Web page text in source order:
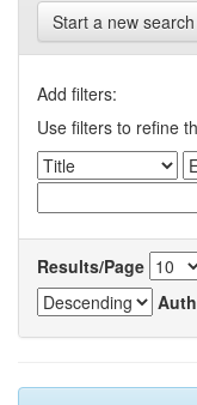
Start a new search
Add filters:
Use filters to refine
Results/Page